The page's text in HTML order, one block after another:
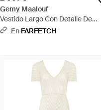
Gemy Maalouf
Vestido Largo Con Detalle De
Cristales Y Cuello En V - Blanco
En FARFETCH